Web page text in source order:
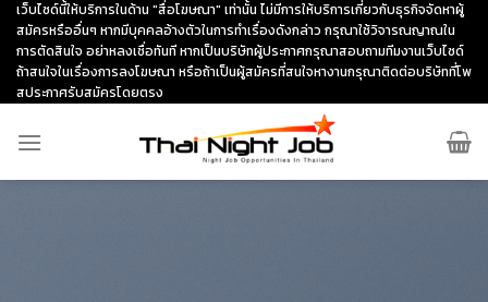
Skip
content
เว็บไซด์นี้ให้บริการในด้าน "สื่อโฆษณา" เท่านั้น ไม่มีการให้บริการเกี่ยวกับธุรกิจจัดหาผู้
สมัครหรืออื่นๆ หากมีบุคคลอ้างตัวในการทำเรื่องดังกล่าว กรุณาใช้วิจารณญาณใน
การตัดสินใจ อย่าหลงเชื่อทันที หากเป็นบริษัทผู้ประกาศกรุณาสอบถามทีมงานเว็บไซด์
ถ้าสนใจในเรื่องการลงโฆษณา หรือถ้าเป็นผู้สมัครที่สนใจหางานกรุณาติดต่อบริษัทที่โพ
สประกาศรับสมัครโดยตรง